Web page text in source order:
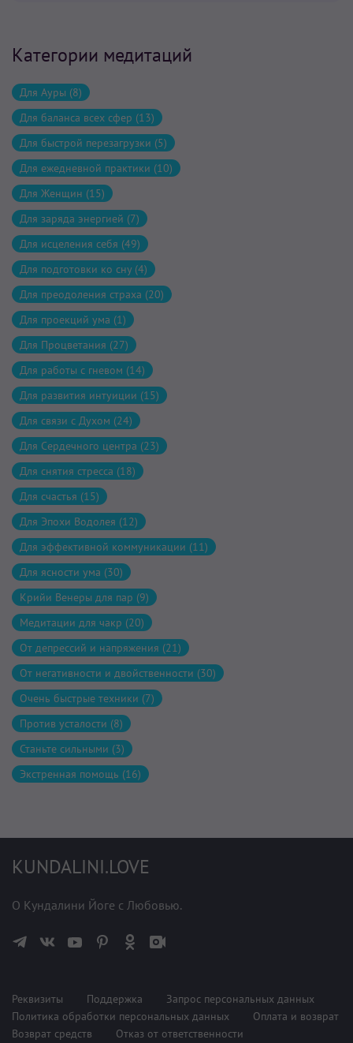
Категории медитаций
Для Ауры (8)
Для баланса всех сфер (13)
Для быстрой перезагрузки (5)
Для ежедневной практики (10)
Для Женщин (15)
Для заряда энергией (7)
Для исцеления себя (49)
Для подготовки ко сну (4)
Для преодоления страха (20)
Для проекций ума (1)
Для Процветания (27)
Для работы с гневом (14)
Для развития интуиции (15)
Для связи с Духом (24)
Для Сердечного центра (23)
Для снятия стресса (18)
Для счастья (15)
Для Эпохи Водолея (12)
Для эффективной коммуникации (11)
Для ясности ума (30)
Крийи Венеры для пар (9)
Медитации для чакр (20)
От депрессий и напряжения (21)
От негативности и двойственности (30)
Очень быстрые техники (7)
Против усталости (8)
Станьте сильными (3)
Экстренная помощь (16)
KUNDALINI.LOVE
О Кундалини Йоге с Любовью.
Реквизиты Поддержка
Запрос персональных данных
Политика обработки персональных данных
Оплата и возврат
Возврат средств
Отказ от ответственности